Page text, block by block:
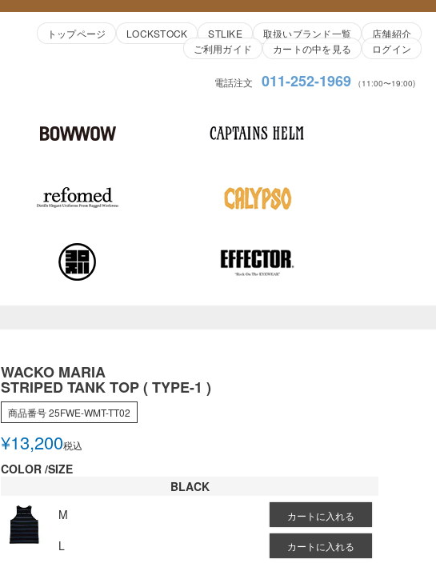
トップページ LOCKSTOCK STLIKE 取扱いブランド一覧
店舗紹介
ご利用ガイド
カートの中を見る ログイン
電話注文 011-252-1969 （11:00〜19:00)
WACKO MARIA
STRIPED TANK TOP ( TYPE-1 )
商品番号25FWE-WMT-TT02
¥13,200税込
COLOR SIZE
BLACK
M
カートに入れる
L カートに入れる